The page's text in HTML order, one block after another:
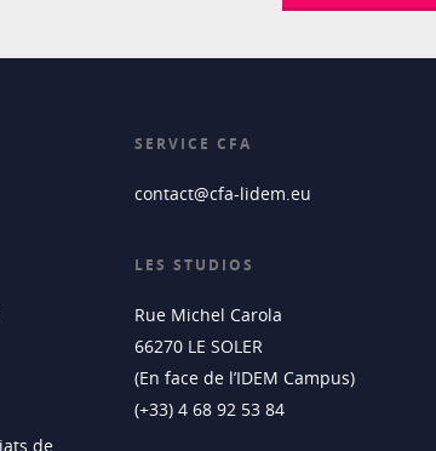
SERVICE CFA
contact@cfa-lidem.eu
LES STUDIOS
Rue Michel Carola
66270 LE SOLER
(En face de l’IDEM Campus)
(+33) 4 68 92 53 84